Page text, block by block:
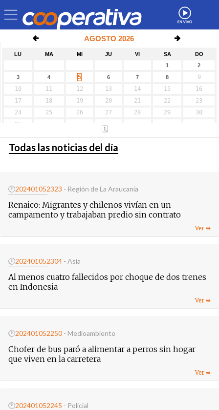
Todas las noticias del día
🕐202401052323 - Región de La Araucanía
Renaico: Migrantes y chilenos vivían en un
campamento y trabajaban predio sin contrato
🕐202401052304 - Asia
Al menos cuatro fallecidos por choque de dos trenes
en Indonesia
🕐202401052250 - Medioambiente
Chofer de bus paró a alimentar a perros sin hogar
que viven en la carretera
🕐202401052245 - Policial